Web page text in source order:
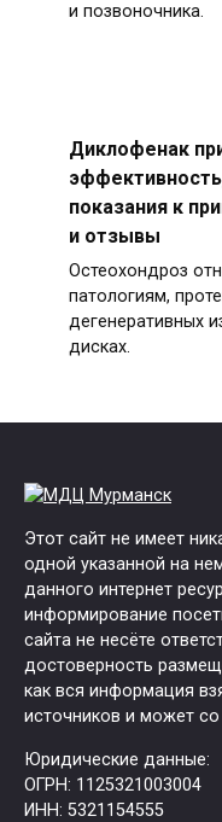
и позвоночника.
Диклофенак
показания к
и отзывы
Остеохондроз
патологиям,
дегенеративных
дисках.
Этот сайт не имеет
одной указанной на
данного интернет
информирование
сайта не несёте
достоверность
как вся информация
источников и может
Юридические данные:
ОГРН: 1125321003004
ИНН: 5321154555